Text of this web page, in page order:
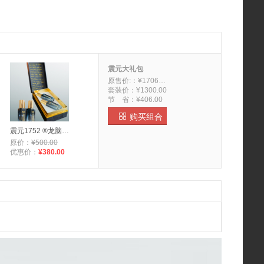
¥1288.00
震元 破壁灵芝孢子粉
震元丁香猴头菇佛手茶
震元1752 ®龙脑抑菌精油 礼盒装/2瓶
原价： ¥500.00
优惠价： ¥380.00
震元大礼包
原售价:： ¥1706.00
套装价： ¥1300.00
节 省： ¥406.00
 购买组合